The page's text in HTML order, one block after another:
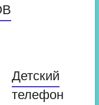
Детский
телефон